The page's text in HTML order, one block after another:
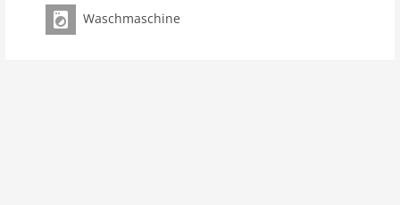
Waschmaschine